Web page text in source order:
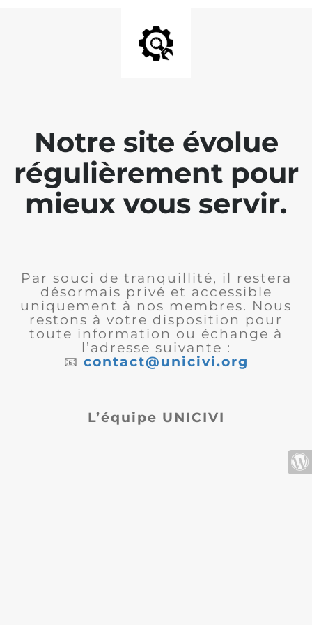
Notre site évolue
régulièrement pour
mieux vous servir.
Par souci de tranquillité, il restera
désormais privé et accessible
uniquement à nos membres. Nous
restons à votre disposition pour
toute information ou échange à
l’adresse suivante :
📧 contact@unicivi.org
L’équipe UNICIVI